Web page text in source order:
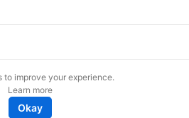
to improve your experience.
Learn more
Okay